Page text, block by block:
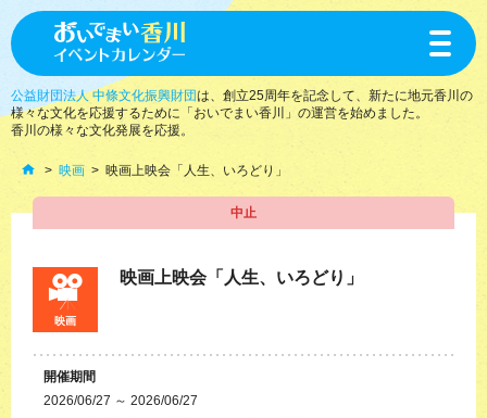
toggle
公益財団法人 中條文化振興財団は、創立25周年を記念して、新たに地元香川の
様々な文化を応援するために「おいでまい香川」の運営を始めました。
香川の様々な文化発展を応援。
映画 映画上映会「人生、いろどり」
中止
映画
映画上映会「人生、いろどり」
開催期間
2026/06/27 ～ 2026/06/27